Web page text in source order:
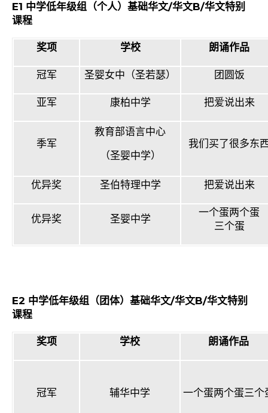
E1 中学低年级组（个人）基础华文/华文B/华文特别
课程
奖项 学校 朗诵作品
冠军 圣婴女中（圣若瑟） 团圆饭
亚军 康柏中学 把爱说出来
季军
教育部语言中心
（圣婴中学）
我们买了很多东
优异奖 圣伯特理中学 把爱说出来
优异奖 圣婴中学
一个蛋两个蛋
三个蛋
E2 中学低年级组（团体）基础华文/华文B/华文特别
课程
奖项 学校 朗诵作品
冠军 辅华中学 一个蛋两个蛋三个